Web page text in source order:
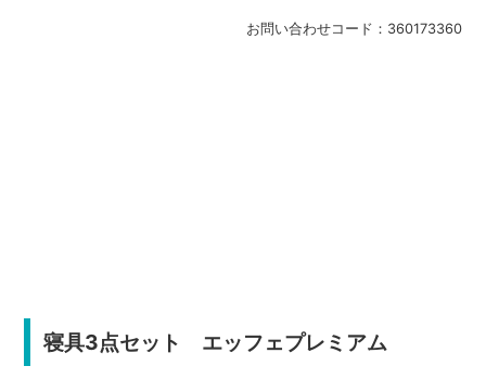
お問い合わせコード： 360173360
寝具3点セット エッフェプレミアム